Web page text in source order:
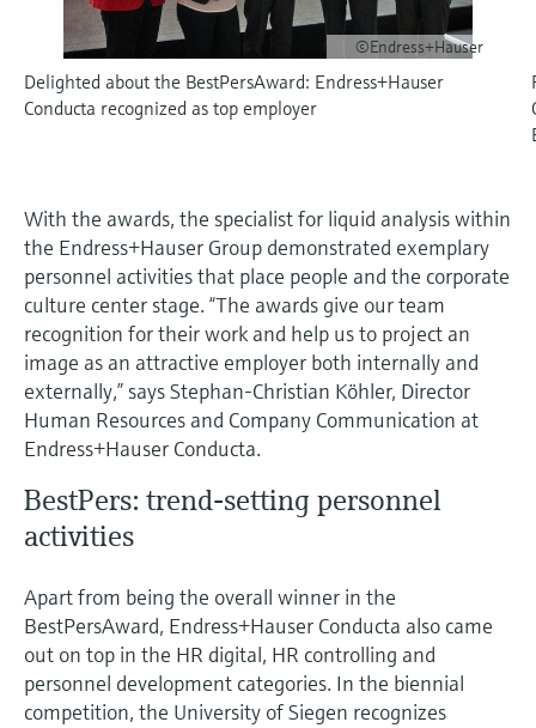
产品工具
通过产品筛选，选择测量仪表
Applicator 选型和计算软件
通过应用参数查找、选择并配置产品
Device Viewer
查找产品具体信息和文档
备件查找工具
您可通过产品型号、订单代码或序列号，轻
松查找所需备件。
阻旋料位开关
伺服液位测量
微波限位栅物位测量
Level measurement with pressure
选购全部
污泥界面传感器和变送器
营养盐分析仪和传感器
光度计
微波传输测量原理
Memosens数字技术
选购全部
多点温度计
选购全部
超高探测器
选购全部
所有行业的关注焦点
工业领域的可持续发展解决方案
决策级过程透明度，赋能卓越运营
©Endress+Hauser
Delighted about the BestPersAward: Endress+Hauser
Conducta recognized as top employer
With the awards, the specialist for liquid analysis within
the Endress+Hauser Group demonstrated exemplary
personnel activities that place people and the corporate
culture center stage. “The awards give our team
recognition for their work and help us to project an
image as an attractive employer both internally and
externally,” says Stephan-Christian Köhler, Director
Human Resources and Company Communication at
Endress+Hauser Conducta.
BestPers: trend-setting personnel
activities
Apart from being the overall winner in the
BestPersAward, Endress+Hauser Conducta also came
out on top in the HR digital, HR controlling and
personnel development categories. In the biennial
competition, the University of Siegen recognizes